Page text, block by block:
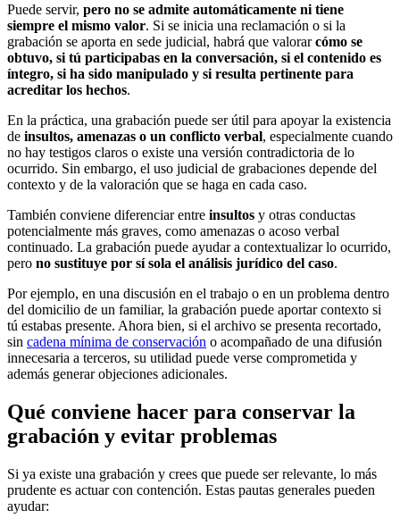
Puede servir, pero no se admite automáticamente ni tiene
siempre el mismo valor. Si se inicia una reclamación o si la
grabación se aporta en sede judicial, habrá que valorarcómo se
obtuvo, si tú participabas en la conversación, si el contenido es
íntegro, si ha sido manipulado y si resulta pertinente para
acreditar los hechos.
En la práctica, una grabación puede ser útil para apoyar la existencia
de insultos, amenazas o un conflicto verbal, especialmente cuando
no hay testigos claros o existe una versión contradictoria de lo
ocurrido. Sin embargo, el uso judicial de grabaciones depende del
contexto y de la valoración que se haga en cada caso.
También conviene diferenciar entre insultos y otras conductas
potencialmente más graves, como amenazas o acoso verbal
continuado. La grabación puede ayudar a contextualizar lo ocurrido,
pero no sustituye por sí sola el análisis jurídico del caso.
Por ejemplo, en una discusión en el trabajo o en un problema dentro
del domicilio de un familiar, la grabación puede aportar contexto si
tú estabas presente. Ahora bien, si el archivo se presenta recortado,
sin cadena mínima de conservación o acompañado de una difusión
innecesaria a terceros, su utilidad puede verse comprometida y
además generar objeciones adicionales.
Qué conviene hacer para conservar la
grabación y evitar problemas
Si ya existe una grabación y crees que puede ser relevante, lo más
prudente es actuar con contención. Estas pautas generales pueden
ayudar: